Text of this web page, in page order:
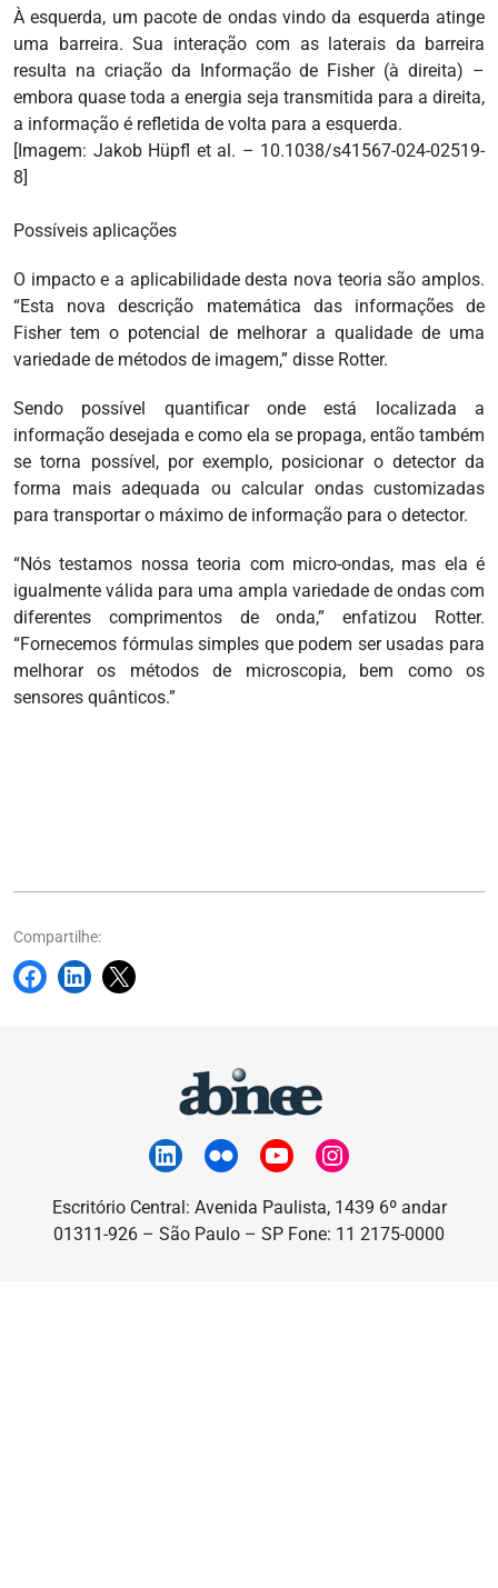
À esquerda, um pacote de ondas vindo da esquerda atinge
uma barreira. Sua interação com as laterais da barreira
resulta na criação da Informação de Fisher (à direita) –
embora quase toda a energia seja transmitida para a direita,
a informação é refletida de volta para a esquerda.
[Imagem: Jakob Hüpfl et al. – 10.1038/s41567-024-02519-
8]
Possíveis aplicações
O impacto e a aplicabilidade desta nova teoria são amplos.
“Esta nova descrição matemática das informações de
Fisher tem o potencial de melhorar a qualidade de uma
variedade de métodos de imagem,” disse Rotter.
Sendo possível quantificar onde está localizada a
informação desejada e como ela se propaga, então também
se torna possível, por exemplo, posicionar o detector da
forma mais adequada ou calcular ondas customizadas
para transportar o máximo de informação para o detector.
“Nós testamos nossa teoria com micro-ondas, mas ela é
igualmente válida para uma ampla variedade de ondas com
diferentes comprimentos de onda,” enfatizou Rotter.
“Fornecemos fórmulas simples que podem ser usadas para
melhorar os métodos de microscopia, bem como os
sensores quânticos.”
Compartilhe:
Escritório Central: Avenida Paulista, 1439 6º andar
01311-926 – São Paulo – SP Fone: 11 2175-0000